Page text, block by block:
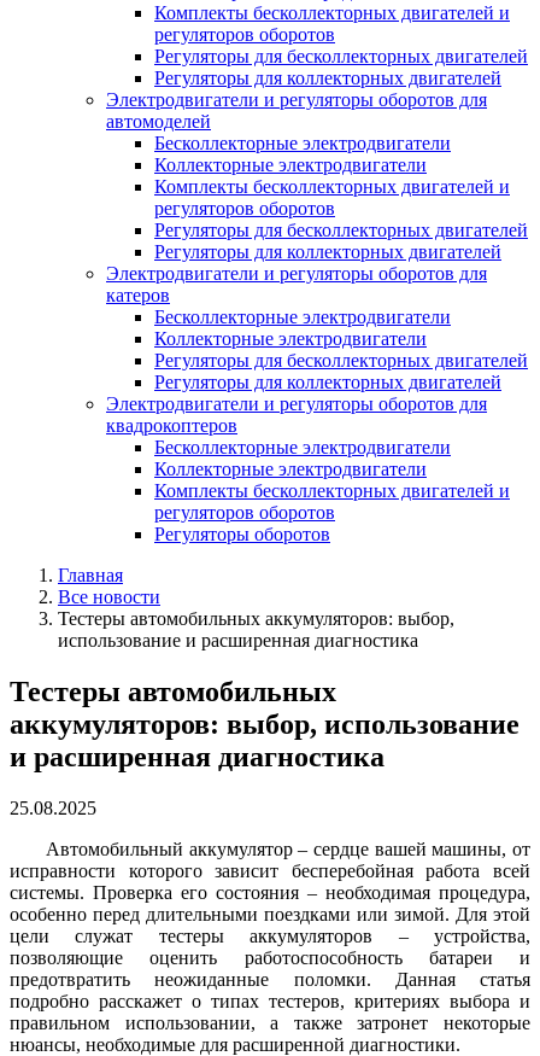
Комплекты бесколлекторных двигателей и
регуляторов оборотов
Регуляторы для бесколлекторных двигателей
Регуляторы для коллекторных двигателей
Электродвигатели и регуляторы оборотов для
автомоделей
Бесколлекторные электродвигатели
Коллекторные электродвигатели
Комплекты бесколлекторных двигателей и
регуляторов оборотов
Регуляторы для бесколлекторных двигателей
Регуляторы для коллекторных двигателей
Электродвигатели и регуляторы оборотов для
катеров
Бесколлекторные электродвигатели
Коллекторные электродвигатели
Регуляторы для бесколлекторных двигателей
Регуляторы для коллекторных двигателей
Электродвигатели и регуляторы оборотов для
квадрокоптеров
Бесколлекторные электродвигатели
Коллекторные электродвигатели
Комплекты бесколлекторных двигателей и
регуляторов оборотов
Регуляторы оборотов
Главная
Все новости
Тестеры автомобильных аккумуляторов: выбор,
использование и расширенная диагностика
Тестеры автомобильных
аккумуляторов: выбор, использование
и расширенная диагностика
25.08.2025
Автомобильный аккумулятор – сердце вашей машины, от
исправности которого зависит бесперебойная работа всей
системы. Проверка его состояния – необходимая процедура,
особенно перед длительными поездками или зимой. Для этой
цели служат тестеры аккумуляторов – устройства,
позволяющие оценить работоспособность батареи и
предотвратить неожиданные поломки. Данная статья
подробно расскажет о типах тестеров, критериях выбора и
правильном использовании, а также затронет некоторые
нюансы, необходимые для расширенной диагностики.